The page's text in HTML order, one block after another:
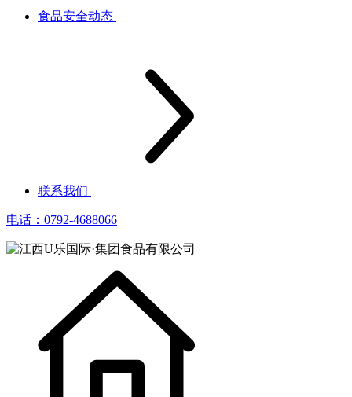
食品安全动态
联系我们
电话：0792-4688066